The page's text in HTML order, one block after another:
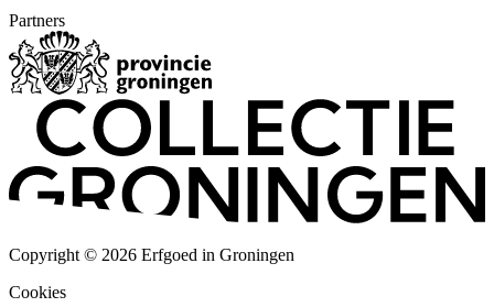
Partners
Copyright © 2026 Erfgoed in Groningen
Cookies